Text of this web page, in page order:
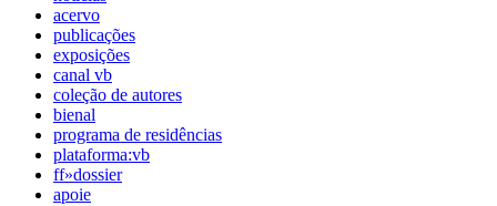
acervo
publicações
exposições
canal vb
coleção de autores
bienal
programa de residências
plataforma:vb
ff»dossier
apoie